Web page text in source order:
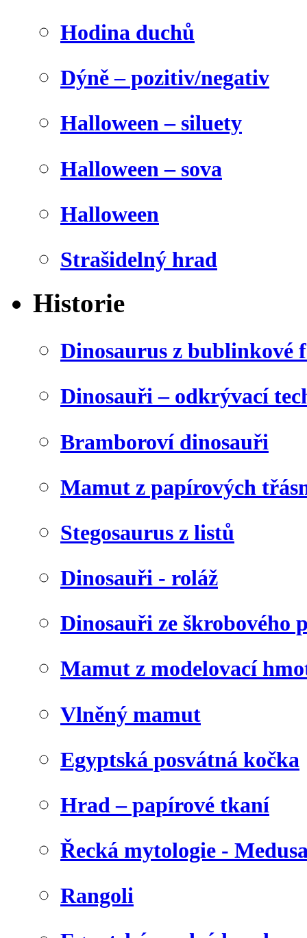
Hodina duchů
Dýně – pozitiv/negativ
Halloween – siluety
Halloween – sova
Halloween
Strašidelný hrad
Historie
Dinosaurus z bublinkové
Dinosauři – odkrývací
Bramboroví dinosauři
Mamut z papírových
Stegosaurus z listů
Dinosauři - roláž
Dinosauři ze škrobového
Mamut z modelovací
Vlněný mamut
Egyptská posvátná kočka
Hrad – papírové tkaní
Řecká mytologie -
Rangoli